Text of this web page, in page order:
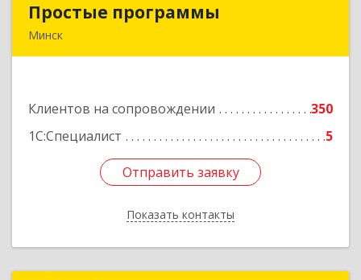
Простые программы
Минск
Клиентов на сопровождении
350
1С:Специалист
5
Отправить заявку
Показать контакты
Простые программы
Подробнее
Отправить заявку
Назад